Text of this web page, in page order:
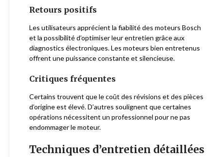
Retours positifs
Les utilisateurs apprécient la fiabilité des moteurs Bosch
et la possibilité d’optimiser leur entretien grâce aux
diagnostics électroniques. Les moteurs bien entretenus
offrent une puissance constante et silencieuse.
Critiques fréquentes
Certains trouvent que le coût des révisions et des pièces
d’origine est élevé. D’autres soulignent que certaines
opérations nécessitent un professionnel pour ne pas
endommager le moteur.
Techniques d’entretien détaillées